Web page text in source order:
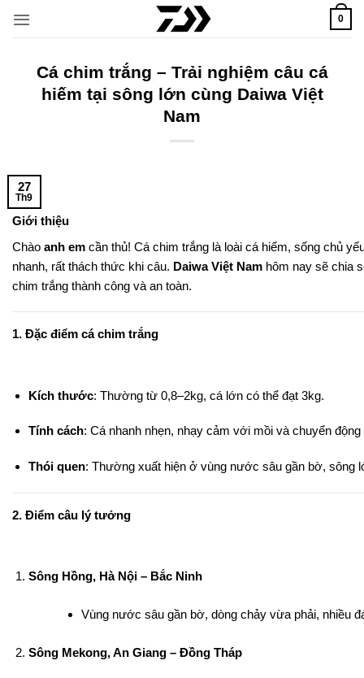
qua
0
Cá chim trắng – Trải nghiệm câu cá
hiếm tại sông lớn cùng Daiwa Việt
Nam
27
Th9
Giới thiệu
Chào anh em cần thủ! Cá chim trắng là loài cá hiếm, sống chủ
nhanh, rất thách thức khi câu. Daiwa Việt Nam hôm nay sẽ chia
chim trắng thành công và an toàn.
1. Đặc điểm cá chim trắng
Kích thước: Thường từ 0,8–2kg, cá lớn có thể đạt 3kg.
Tính cách: Cá nhanh nhẹn, nhạy cảm với mồi và chuyển
Thói quen: Thường xuất hiện ở vùng nước sâu gần bờ, sông
2. Điểm câu lý tưởng
Sông Hồng, Hà Nội – Bắc Ninh
Vùng nước sâu gần bờ, dòng chảy vừa phải, nhiều
Sông Mekong, An Giang – Đồng Tháp